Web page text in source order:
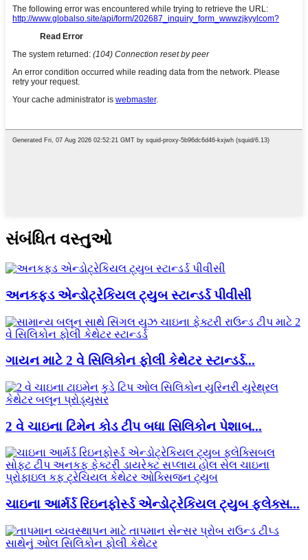
સંબંધિત વસ્તુઓ
અનકફ્ડ એન્ડોટ્રેકિયલ ટ્યુબ સ્ટાન્ડર્ડ પીવીસી
ગાયન માટે 2 વે સિલિકોન ફોલી કેથેટર સ્ટાન્ડર્ડ...
2 વે ચાઇના ટિમેન કોડ ટીપ બધા સિલિકોન પેશાબ...
ચાઇના આર્મર્ડ રિઇનફોર્સ્ડ એન્ડોટ્રેકિયલ ટ્યુબ ફ્લેક્સ...